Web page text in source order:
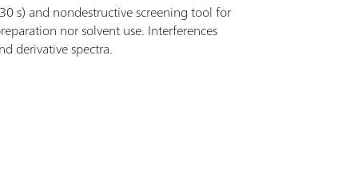
s) and nondestructive screening tool for
nor solvent use. Interferences
derivative spectra.